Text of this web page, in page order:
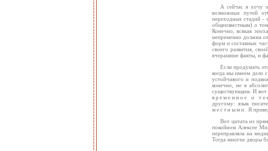
А сейчас я хочу
возможных путей
переходных стадий -
общеизвестным) о
Конечно, всякая
непременно должна
форм и составных
своего развития,
вчерашние факты, и
Если продумать
когда мы имеем дело
устойчивого и
конечно, не в
существующим. И вот
временное и
другому: язык
местными
. Я
Вот цитата из
покойном Алексее
переправляла на
Тогда многие дворы